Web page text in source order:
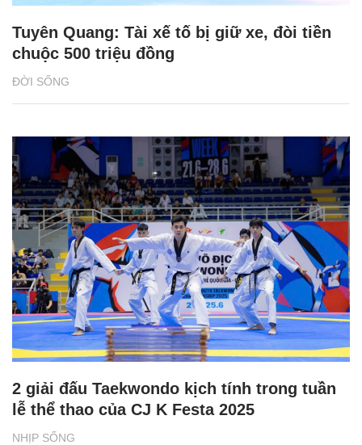
ĐỜI SỐNG
Tuyên Quang: Tài xế tố bị giữ xe, đòi tiền
chuộc 500 triệu đồng
NHỊP SỐNG
2 giải đấu Taekwondo kịch tính trong tuần
lễ thể thao của CJ K Festa 2025